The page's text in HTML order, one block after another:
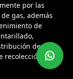
por las
gas, además
de
de
recolección de